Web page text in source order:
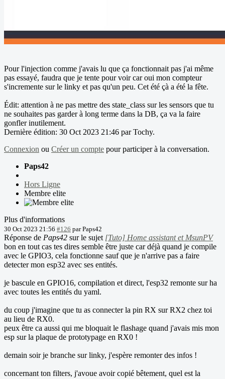
Pour l'injection comme j'avais lu que ça fonctionnait pas j'ai même
pas essayé, faudra que je tente pour voir car oui mon compteur
s'incremente sur le linky et pas qu'un peu. Cet été çà a été la fête.
Édit: attention à ne pas mettre des state_class sur les sensors que tu
ne souhaites pas garder à long terme dans la DB, ça va la faire
gonfler inutilement.
Dernière édition: 30 Oct 2023 21:46 parTochy.
Connexion ou Créer un compte pour participer à la conversation.
Paps42
Hors Ligne
Membre elite
Plus d'informations
30 Oct 2023 21:56 #126 parPaps42
Réponse de Paps42 sur le sujet [Tuto] Home assistant et MsunPV
bon en tout cas tes dires semble être juste car déjà quand je compile
avec le GPIO3, cela fonctionne sauf que je n'arrive pas a faire
detecter mon esp32 avec ses entités.
je bascule en GPIO16, compilation et direct, l'esp32 remonte sur ha
avec toutes les entités du yaml.
du coup j'imagine que tu as connecter la pin RX sur RX2 chez toi
au lieu de RX0.
peux être ca aussi qui me bloquait le flashage quand j'avais mis mon
esp sur la plaque de prototypage en RX0 !
demain soir je branche sur linky, j'espère remonter des infos !
concernant ton filters, j'avoue avoir copié bêtement, quel est la